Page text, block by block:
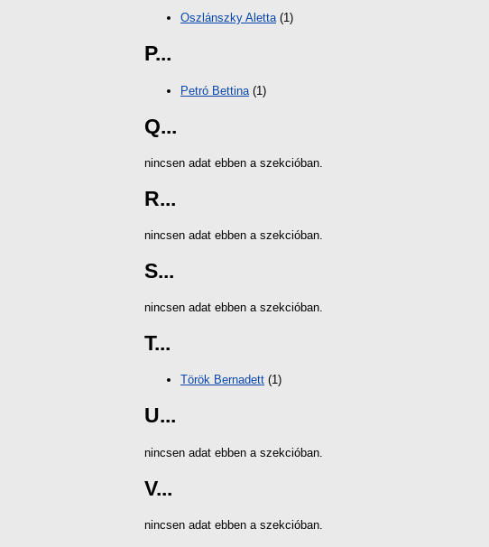
Oszlánszky Aletta(1)
P...
Petró Bettina (1)
Q...
nincsen adat ebben a szekcióban.
R...
nincsen adat ebben a szekcióban.
S...
nincsen adat ebben a szekcióban.
T...
Török Bernadett (1)
U...
nincsen adat ebben a szekcióban.
V...
nincsen adat ebben a szekcióban.